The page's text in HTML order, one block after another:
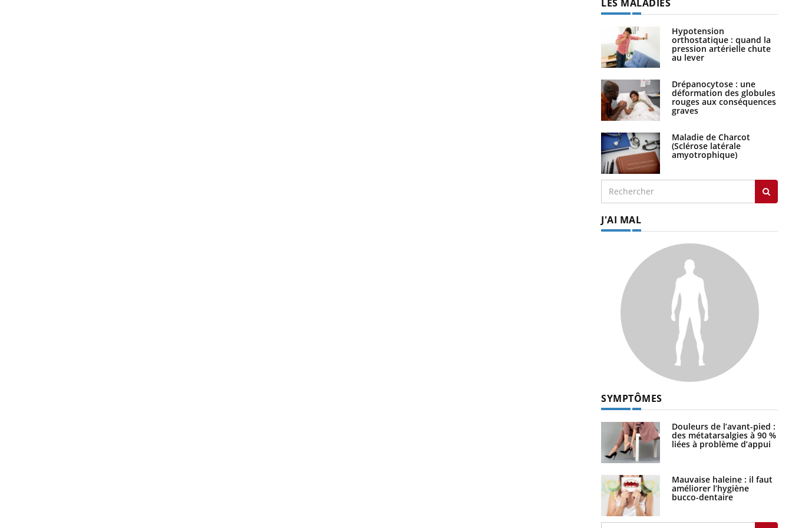
LES MALADIES
Hypotension
orthostatique : quand la
pression artérielle chute
au lever
Drépanocytose : une
déformation des globules
rouges aux conséquences
graves
Maladie de Charcot
(Sclérose latérale
amyotrophique)
J'AI MAL
SYMPTÔMES
Douleurs de l’avant-pied :
des métatarsalgies à 90 %
liées à problème d’appui
Mauvaise haleine : il faut
améliorer l’hygiène
bucco-dentaire